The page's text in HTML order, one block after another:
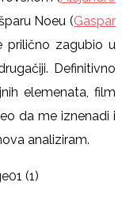
Noeu (Gaspar
prilično zagubio u
Definitivno
elemenata, film
da me iznenadi i
analiziram.